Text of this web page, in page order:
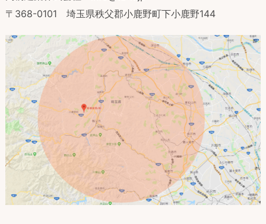
〒368-0101 埼玉県秩父郡小鹿野町下小鹿野144